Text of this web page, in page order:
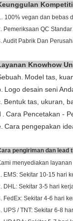
100% vegan dan bebas
Pemeriksaan QC Standar
Audit Pabrik Dan
Knowhow
Model tas,
Logo desain seni
Bentuk tas, ukuran,
Cara Pencetakan -
Cara pengepakan
pengiriman dan lead
menyediakan
EMS: Sekitar 10-15 hari
DHL: Sekitar 3-5 hari
FedEx: Sekitar 4-6 hari
UPS / TNT: Sekitar 6-8